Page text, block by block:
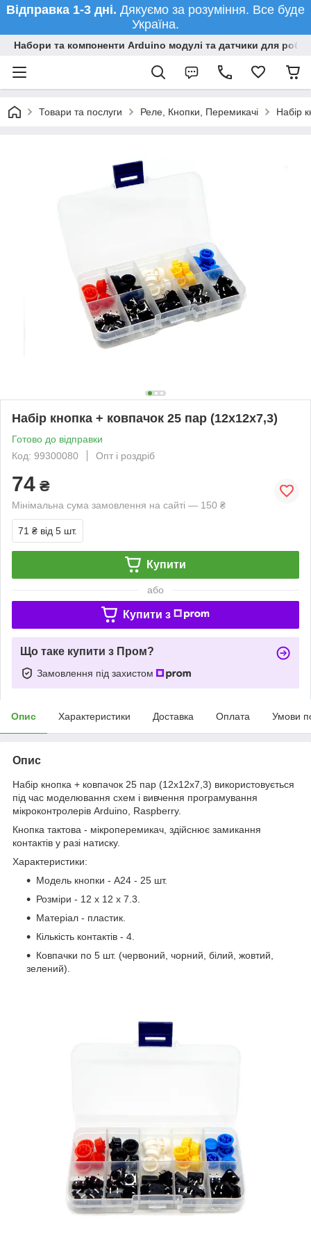
Відправка 1-3 дні. Дякуємо за розуміння. Все буде
Україна.
Набори та компоненти Arduino модулі та датчики для
Товари та послуги Реле, Кнопки, Перемикачі Набір
Набір кнопка + ковпачок 25 пар (12х12х7,3)
Готово до відправки
Код: 99300080
Опт і роздріб
74 ₴
Мінімальна сума замовлення на сайті — 150 ₴
71 ₴ від 5 шт.
Купити
або
Купити з
Що таке купити з Пром?
Замовлення під захистом
Опис Характеристики Доставка Оплата Умови
Опис
Набір кнопка + ковпачок 25 пар (12х12х7,3) використовується
під час моделювання схем і вивчення програмування
мікроконтролерів Arduino, Raspberry.
Кнопка тактова - мікроперемикач, здійснює замикання
контактів у разі натиску.
Характеристики:
Модель кнопки - А24 - 25 шт.
Розміри - 12 х 12 х 7.3.
Матеріал - пластик.
Кількість контактів - 4.
Ковпачки по 5 шт. (червоний, чорний, білий, жовтий,
зелений).